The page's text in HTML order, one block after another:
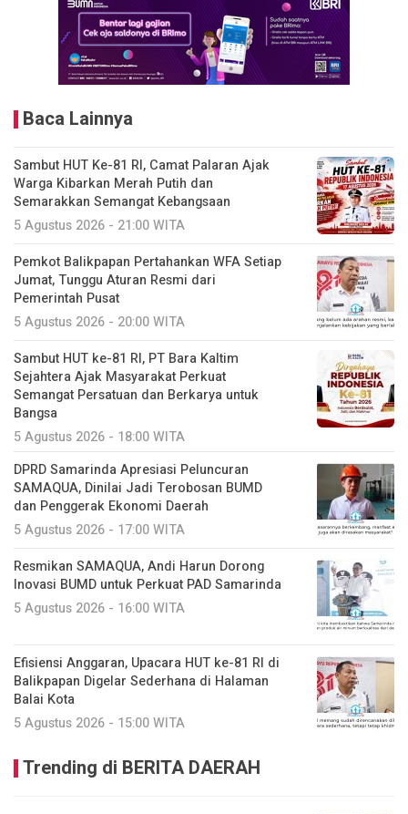
Baca Lainnya
Sambut HUT Ke-81 RI, Camat Palaran Ajak
Warga Kibarkan Merah Putih dan
Semarakkan Semangat Kebangsaan
5 Agustus 2026 - 21:00 WITA
Pemkot Balikpapan Pertahankan WFA Setiap
Jumat, Tunggu Aturan Resmi dari
Pemerintah Pusat
5 Agustus 2026 - 20:00 WITA
Sambut HUT ke-81 RI, PT Bara Kaltim
Sejahtera Ajak Masyarakat Perkuat
Semangat Persatuan dan Berkarya untuk
Bangsa
5 Agustus 2026 - 18:00 WITA
DPRD Samarinda Apresiasi Peluncuran
SAMAQUA, Dinilai Jadi Terobosan BUMD
dan Penggerak Ekonomi Daerah
5 Agustus 2026 - 17:00 WITA
Resmikan SAMAQUA, Andi Harun Dorong
Inovasi BUMD untuk Perkuat PAD Samarinda
5 Agustus 2026 - 16:00 WITA
Efisiensi Anggaran, Upacara HUT ke-81 RI di
Balikpapan Digelar Sederhana di Halaman
Balai Kota
5 Agustus 2026 - 15:00 WITA
Trending di BERITA DAERAH